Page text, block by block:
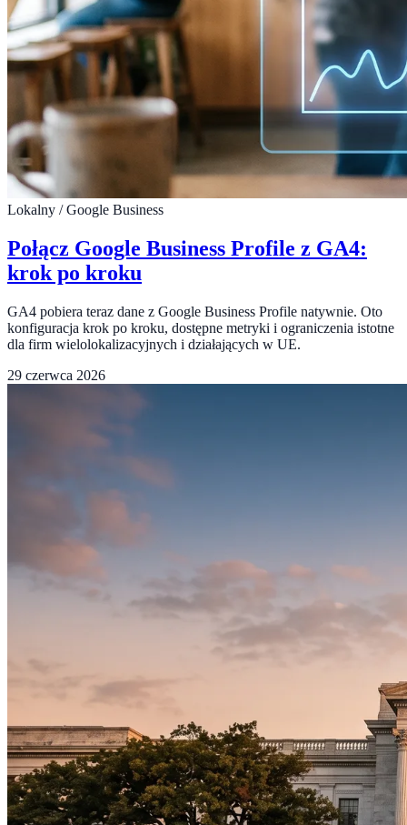
Lokalny / Google Business
Połącz Google Business Profile z GA4:
krok po kroku
GA4 pobiera teraz dane z Google Business Profile natywnie. Oto
konfiguracja krok po kroku, dostępne metryki i ograniczenia istotne
dla firm wielolokalizacyjnych i działających w UE.
29 czerwca 2026